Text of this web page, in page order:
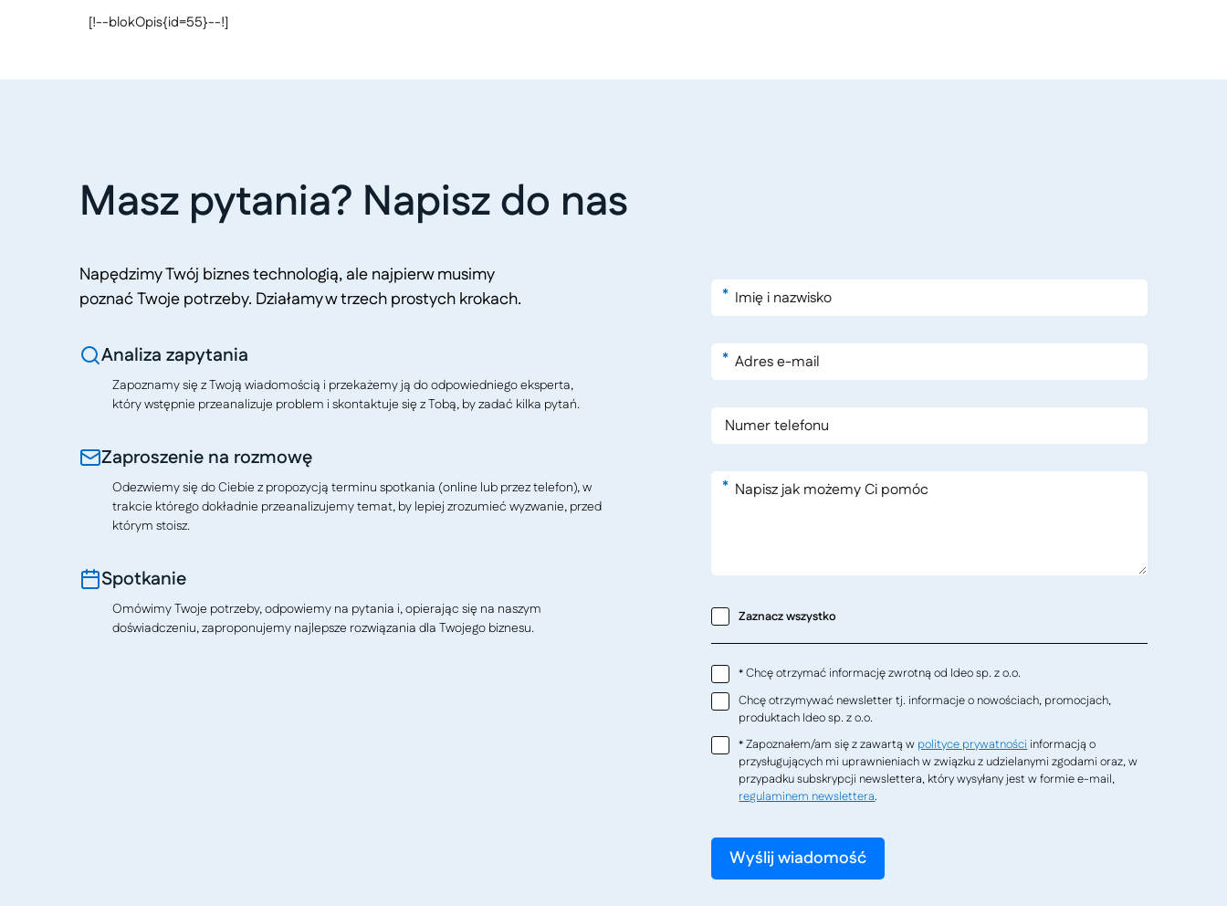
[!--blokOpis{id=55}--!]
Masz pytania? Napisz do nas
Napędzimy Twój biznes technologią, ale najpierw musimy
poznać Twoje potrzeby. Działamy w trzech prostych krokach.
Analiza zapytania
Zapoznamy się z Twoją wiadomością i przekażemy ją do odpowiedniego eksperta,
który wstępnie przeanalizuje problem i skontaktuje się z Tobą, by zadać kilka pytań.
Zaproszenie na rozmowę
Odezwiemy się do Ciebie z propozycją terminu spotkania (online lub przez telefon), w
trakcie którego dokładnie przeanalizujemy temat, by lepiej zrozumieć wyzwanie, przed
którym stoisz.
Spotkanie
Omówimy Twoje potrzeby, odpowiemy na pytania i, opierając się na naszym
doświadczeniu, zaproponujemy najlepsze rozwiązania dla Twojego biznesu.
*
*
*
Zaznacz wszystko
* Chcę otrzymać informację zwrotną od Ideo sp. z o.o.
Chcę otrzymywać newsletter tj. informacje o nowościach, promocjach,
produktach Ideo sp. z o.o.
* Zapoznałem/am się z zawartą w polityce prywatności informacją o
przysługujących mi uprawnieniach w związku z udzielanymi zgodami oraz, w
przypadku subskrypcji newslettera, który wysyłany jest w formie e-mail,
regulaminem newslettera.